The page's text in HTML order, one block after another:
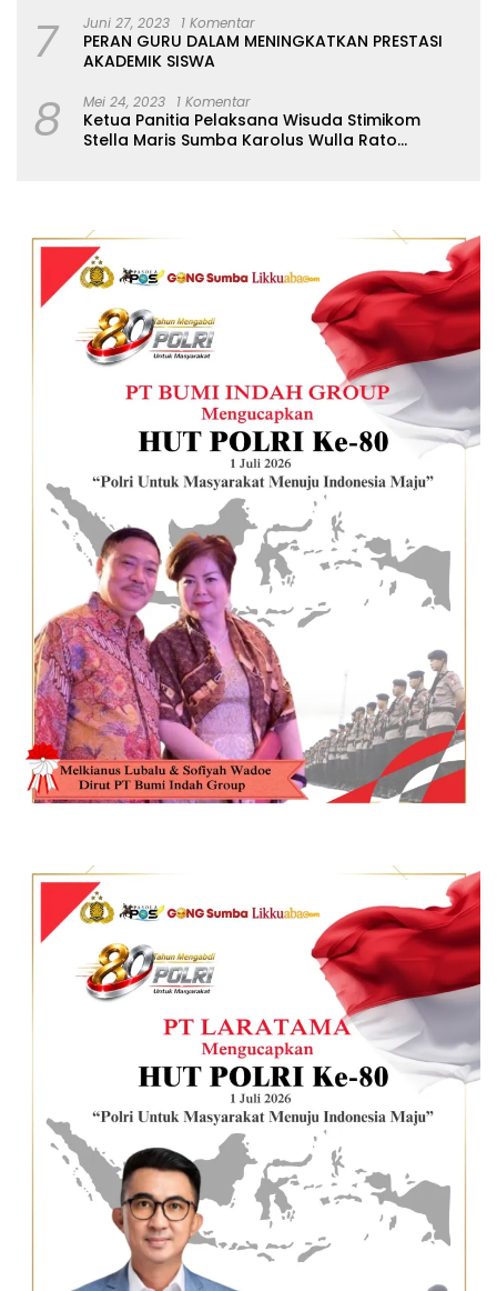
7 Juni 27, 2023 1 Komentar
PERAN GURU DALAM MENINGKATKAN PRESTASI
AKADEMIK SISWA
8 Mei 24, 2023 1 Komentar
Ketua Panitia Pelaksana Wisuda Stimikom
Stella Maris Sumba Karolus Wulla Rato